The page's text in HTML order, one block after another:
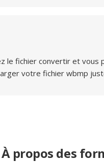
le fichier convertir et vous
votre fichier wbmp
À propos des